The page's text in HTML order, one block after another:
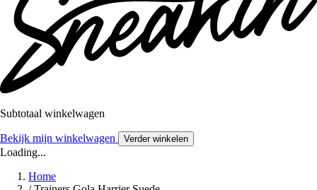
Subtotaal winkelwagen
Bekijk mijn winkelwagen Verder winkelen
Loading...
Home